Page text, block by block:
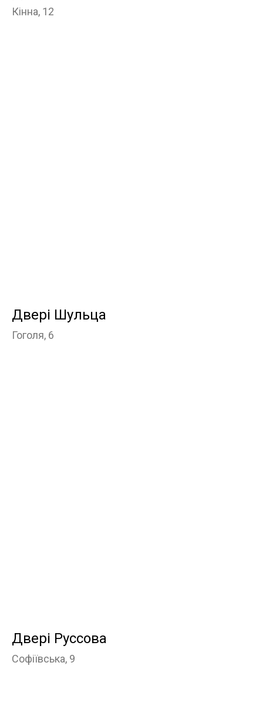
Кінна, 12
Двері Шульца
Гоголя, 6
Двері Руссова
Софіївська, 9